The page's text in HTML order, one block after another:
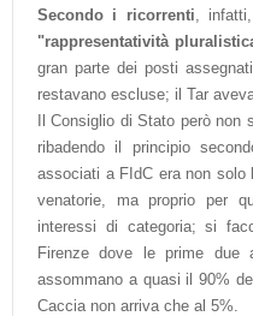
Secondo i ricorrenti, infatti,
"rappresentatività
gran parte dei posti
restavano escluse; il Tar
Il Consiglio di Stato però
ribadendo il principio
associati a FIdC era non solo
venatorie, ma proprio per
interessi di categoria; si
Firenze dove le prime due
assommano a quasi il 90%
Caccia non arriva che al 5%.